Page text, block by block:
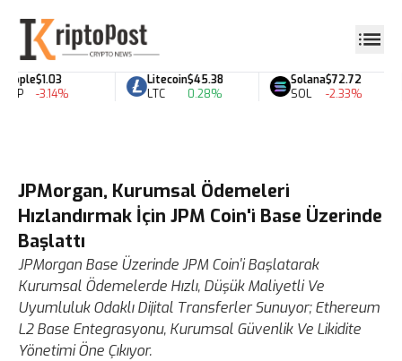
$1.03
-3.14%
Litecoin
LTC
$45.38
0.28%
Solana
SOL
$72.72
-2.33%
JPMorgan, Kurumsal Ödemeleri
Hızlandırmak İçin JPM Coin'i Base Üzerinde
Başlattı
JPMorgan Base Üzerinde JPM Coin'i Başlatarak
Kurumsal Ödemelerde Hızlı, Düşük Maliyetli Ve
Uyumluluk Odaklı Dijital Transferler Sunuyor; Ethereum
L2 Base Entegrasyonu, Kurumsal Güvenlik Ve Likidite
Yönetimi Öne Çıkıyor.